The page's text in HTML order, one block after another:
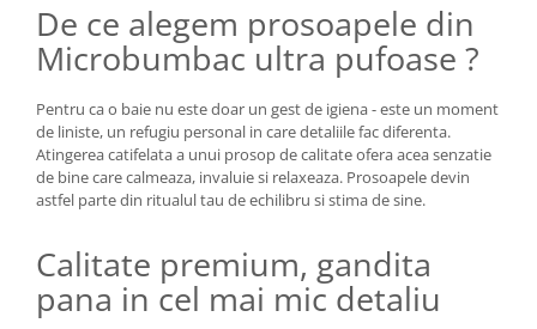
De ce alegem prosoapele din
Microbumbac ultra pufoase ?
Pentru ca o baie nu este doar un gest de igiena - este un moment
de liniste, un refugiu personal in care detaliile fac diferenta.
Atingerea catifelata a unui prosop de calitate ofera acea senzatie
de bine care calmeaza, invaluie si relaxeaza. Prosoapele devin
astfel parte din ritualul tau de echilibru si stima de sine.
Calitate premium, gandita
pana in cel mai mic detaliu